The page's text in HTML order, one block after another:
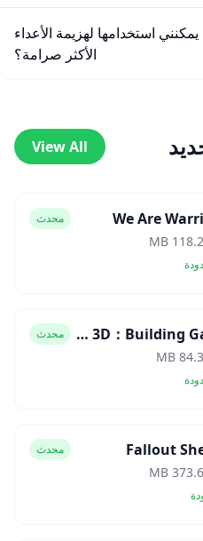
استخدامها لهزيمة الأعداء
الأكثر صرامة؟
View All
We Are محدث
118.21
Block Craft 3D：Building Game Mod APK محدث
84.36
Fallout محدث
373.64